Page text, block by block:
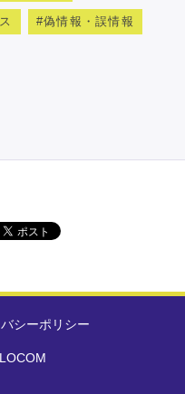
偽情報・誤情報
シーポリシー